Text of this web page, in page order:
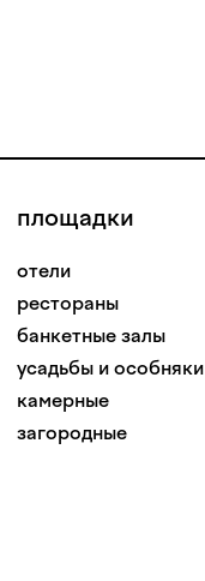
площадки
отели
рестораны
банкетные залы
усадьбы и особняки
камерные
загородные